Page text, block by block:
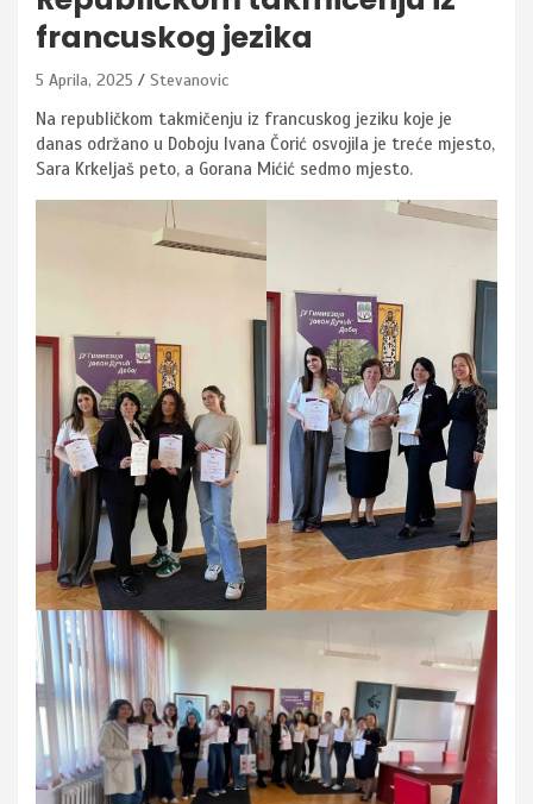
francuskog jezika
5 Aprila, 2025 Stevanovic
Na republičkom takmičenju iz francuskog jeziku koje je
danas održano u Doboju Ivana Čorić osvojila je treće mjesto,
Sara Krkeljaš peto, a Gorana Mićić sedmo mjesto.